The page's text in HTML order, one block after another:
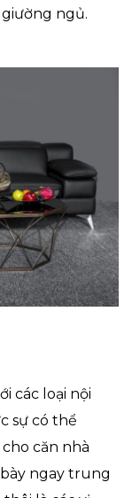
ngủ.
các loại nội
sự có thể
căn nhà
ngay trung